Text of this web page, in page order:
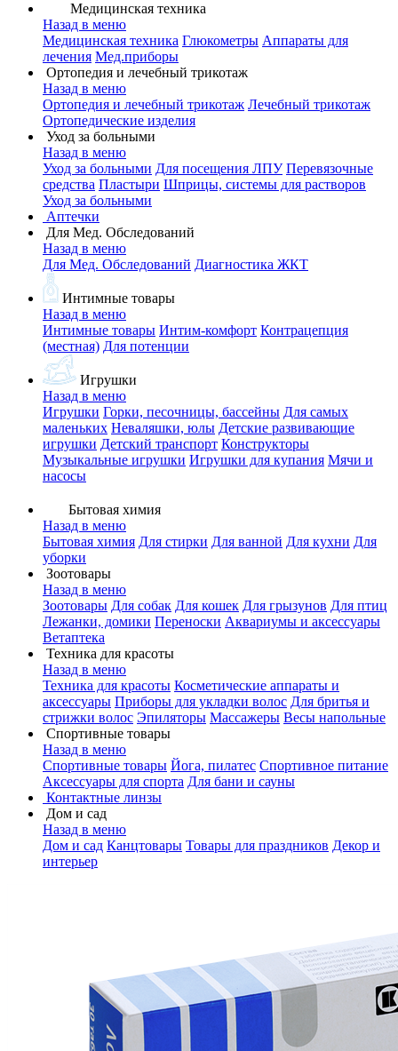
Медицинская техника
Назад в меню
Медицинская техника Глюкометры Аппараты для
лечения Мед.приборы
Ортопедия и лечебный трикотаж
Назад в меню
Ортопедия и лечебный трикотаж Лечебный трикотаж
Ортопедические изделия
Уход за больными
Назад в меню
Уход за больными Для посещения ЛПУ Перевязочные
средства Пластыри Шприцы, системы для растворов
Уход за больными
Аптечки
Для Мед. Обследований
Назад в меню
Для Мед. Обследований Диагностика ЖКТ
Интимные товары
Назад в меню
Интимные товары Интим-комфорт Контрацепция
(местная) Для потенции
Игрушки
Назад в меню
Игрушки Горки, песочницы, бассейны Для самых
маленьких Неваляшки, юлы Детские развивающие
игрушки Детский транспорт Конструкторы
Музыкальные игрушки Игрушки для купания Мячи и
насосы
Бытовая химия
Назад в меню
Бытовая химия Для стирки Для ванной Для кухни Для
уборки
Зоотовары
Назад в меню
Зоотовары Для собак Для кошек Для грызунов Для птиц
Лежанки, домики Переноски Аквариумы и аксессуары
Ветаптека
Техника для красоты
Назад в меню
Техника для красоты Косметические аппараты и
аксессуары Приборы для укладки волос Для бритья и
стрижки волос Эпиляторы Массажеры Весы напольные
Спортивные товары
Назад в меню
Спортивные товары Йога, пилатес Спортивное питание
Аксессуары для спорта Для бани и сауны
Контактные линзы
Дом и сад
Назад в меню
Дом и сад Канцтовары Товары для праздников Декор и
интерьер